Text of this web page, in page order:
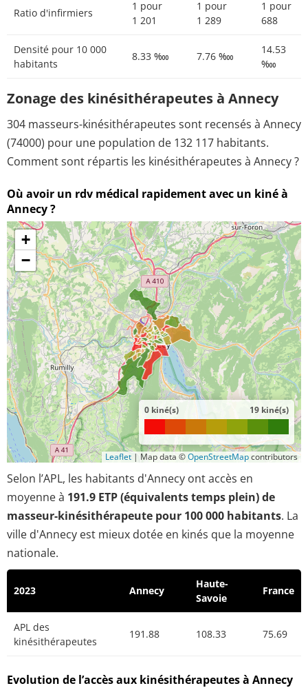
Ratio d'infirmiers
1 pour
1 201
1 pour
1 289
1 pour
688
Densité pour 10 000
habitants
8.33 ‱ 7.76 ‱
14.53
‱
Zonage des kinésithérapeutes à Annecy
304 masseurs-kinésithérapeutes sont recensés à Annecy
(74000) pour une population de 132 117 habitants.
Comment sont répartis les kinésithérapeutes à Annecy ?
Où avoir un rdv médical rapidement avec un kiné à
Annecy ?
+
−
0 kiné(s) 19 kiné(s)
Leaflet | Map data ©OpenStreetMapcontributors
Selon l’APL, les habitants d'Annecy ont accès en
moyenne à 191.9 ETP (équivalents temps plein) de
masseur-kinésithérapeute pour 100 000 habitants. La
ville d'Annecy est mieux dotée en kinés que la moyenne
nationale.
2023 Annecy
Haute-
Savoie
France
APL des
kinésithérapeutes
191.88 108.33 75.69
Evolution de l’accès aux kinésithérapeutes à Annecy